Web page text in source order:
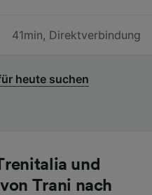
41min, Direktverbindung
heute suchen
und
Trani nach